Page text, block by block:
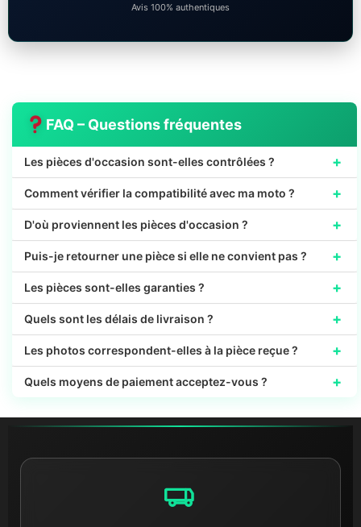
Avis 100% authentiques
FAQ – Questions fréquentes
Les pièces d'occasion sont-elles contrôlées ? +
Comment vérifier la compatibilité avec ma moto ? +
D'où proviennent les pièces d'occasion ? +
Puis-je retourner une pièce si elle ne convient pas ? +
Les pièces sont-elles garanties ? +
Quels sont les délais de livraison ? +
Les photos correspondent-elles à la pièce reçue ? +
Quels moyens de paiement acceptez-vous ? +